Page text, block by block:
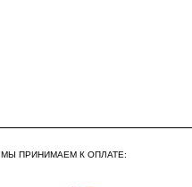
МЫ ПРИНИМАЕМ К ОПЛАТЕ: